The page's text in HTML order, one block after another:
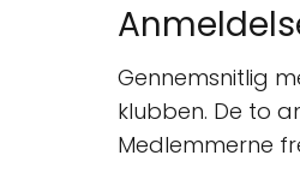
Gennemsnitlig
klubben. De to
Medlemmerne